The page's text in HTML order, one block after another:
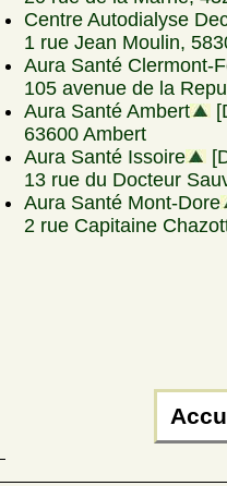
Centre Autodialyse
1 rue Jean Moulin,
Aura Santé Clermont-
105 avenue de la
Aura Santé Ambert
63600 Ambert
Aura Santé Issoire
13 rue du Docteur
Aura Santé Mont-Dore
2 rue Capitaine